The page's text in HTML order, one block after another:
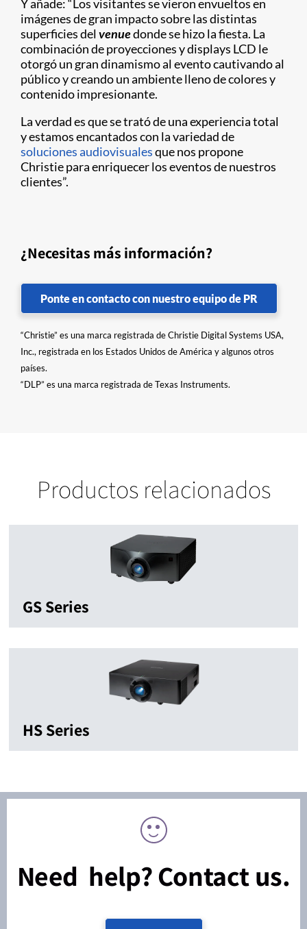
Y añade: “Los visitantes se vieron envueltos en
imágenes de gran impacto sobre las distintas
superficies delvenuedonde se hizo la fiesta. La
combinación de proyecciones y displays LCD le
otorgó un gran dinamismo al evento cautivando al
público y creando un ambiente lleno de colores y
contenido impresionante.
La verdad es que se trató de una experiencia total
y estamos encantados con la variedad de
soluciones audiovisualesque nos propone
Christie para enriquecer los eventos de nuestros
clientes”.
¿Necesitas más información?
Ponte en contacto con nuestro equipo de PR
“Christie” es una marca registrada de Christie Digital Systems USA,
Inc., registrada en los Estados Unidos de América y algunos otros
países.
“DLP” es una marca registrada de Texas Instruments.
Productos relacionados
GS Series
HS Series
Need help? Contact us.